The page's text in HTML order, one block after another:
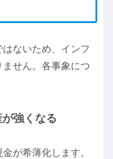
ないため、インフ
せん。各事象につ
強くなる
が希薄化します。